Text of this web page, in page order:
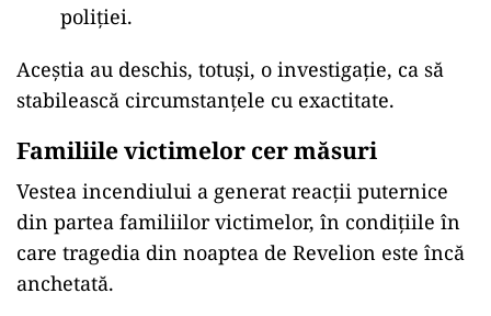
poliției.
Aceștia au deschis, totuși, o investigație, ca să
stabilească circumstanțele cu exactitate.
Familiile victimelor cer măsuri
Vestea incendiului a generat reacții puternice
din partea familiilor victimelor, în condițiile în
care tragedia din noaptea de Revelion este încă
anchetată.